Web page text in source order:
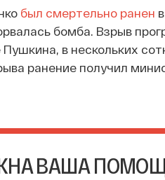
был смертельно ранен
бомба. Взрыв
Пушкина, в нескольких
ранение получил
ВАША